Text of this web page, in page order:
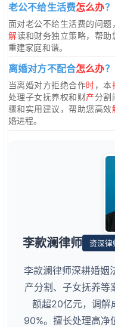
老公不给生活费怎么办
面对老公不给生活费的问题
解读和财务独立策略，帮助
重建家庭和谐。
离婚对方不配合怎么办
当离婚对方拒绝合作时，本
处理子女抚养权和财产分割
骤和实用建议，帮助您高效
婚进程。
李款澜律师 资深律
李款澜律师深耕婚姻
产分割、子女抚养
额超20亿元，调解
90%。擅长处理高净